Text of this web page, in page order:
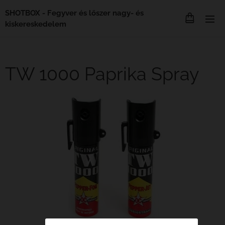
SHOTBOX - Fegyver és lőszer nagy- és
kiskereskedelem
TW 1000 Paprika Spray